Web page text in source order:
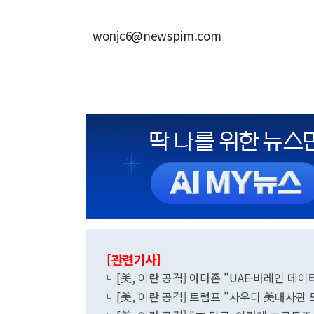
wonjc6@newspim.com
[관련기사]
[美, 이란 공격] 아마존 "UAE·바레인 데
[美, 이란 공격] 트럼프 "사우디 美대사관